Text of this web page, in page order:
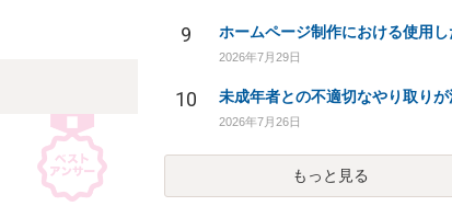
9
2026年7月29日
10
2026年7月26日
もっと見る